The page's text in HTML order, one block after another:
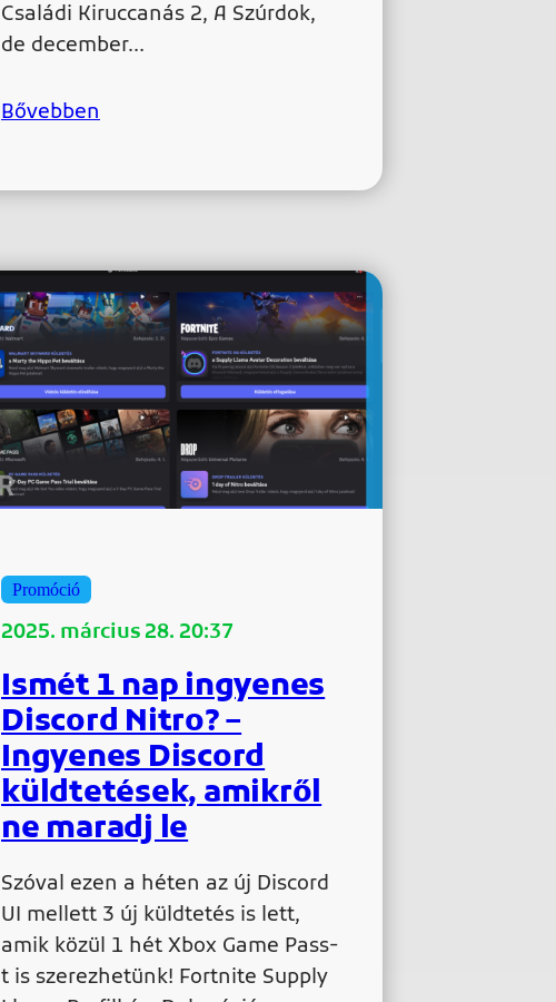
Családi Kiruccanás 2, A Szúrdok,
de december…
Bővebben
Promóció
2025. március 28. 20:37
Ismét 1 nap ingyenes
Discord Nitro? –
Ingyenes Discord
küldtetések, amikről
ne maradj le
Szóval ezen a héten az új Discord
UI mellett 3 új küldtetés is lett,
amik közül 1 hét Xbox Game Pass-
t is szerezhetünk! Fortnite Supply